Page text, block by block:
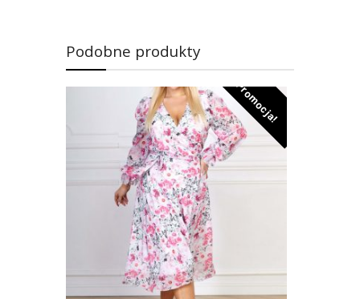
Podobne produkty
Promocja!